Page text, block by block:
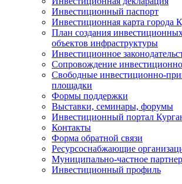
Инвестиционный паспорт
Инвестиционная карта города
План создания
объектов инфраструктуры
Инвестиционное
Сопровождение
Свободные инвестиционно-
площадки
Формы поддержки
Выставки, семинары, форумы
Инвестиционный портал
Контакты
Форма обратной связи
Ресурсоснабжающие
Муниципально-частное
Инвестиционный профиль